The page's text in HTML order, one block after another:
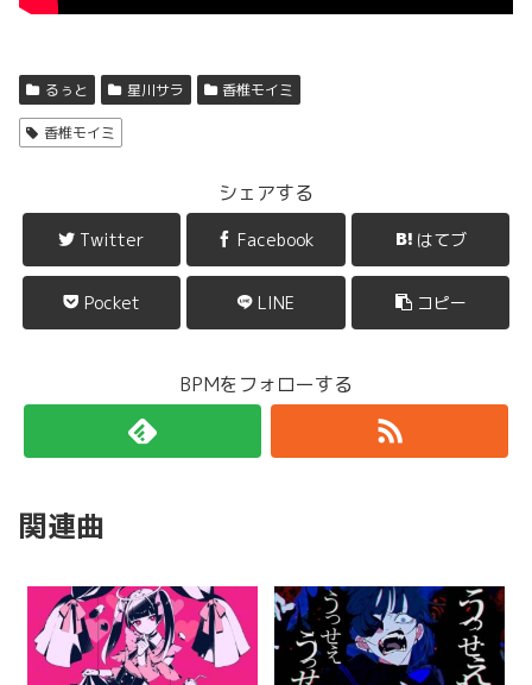
るぅと 星川サラ 香椎モイミ
香椎モイミ
シェアする
Twitter Facebook はてブ
Pocket LINE コピー
BPMをフォローする
関連曲